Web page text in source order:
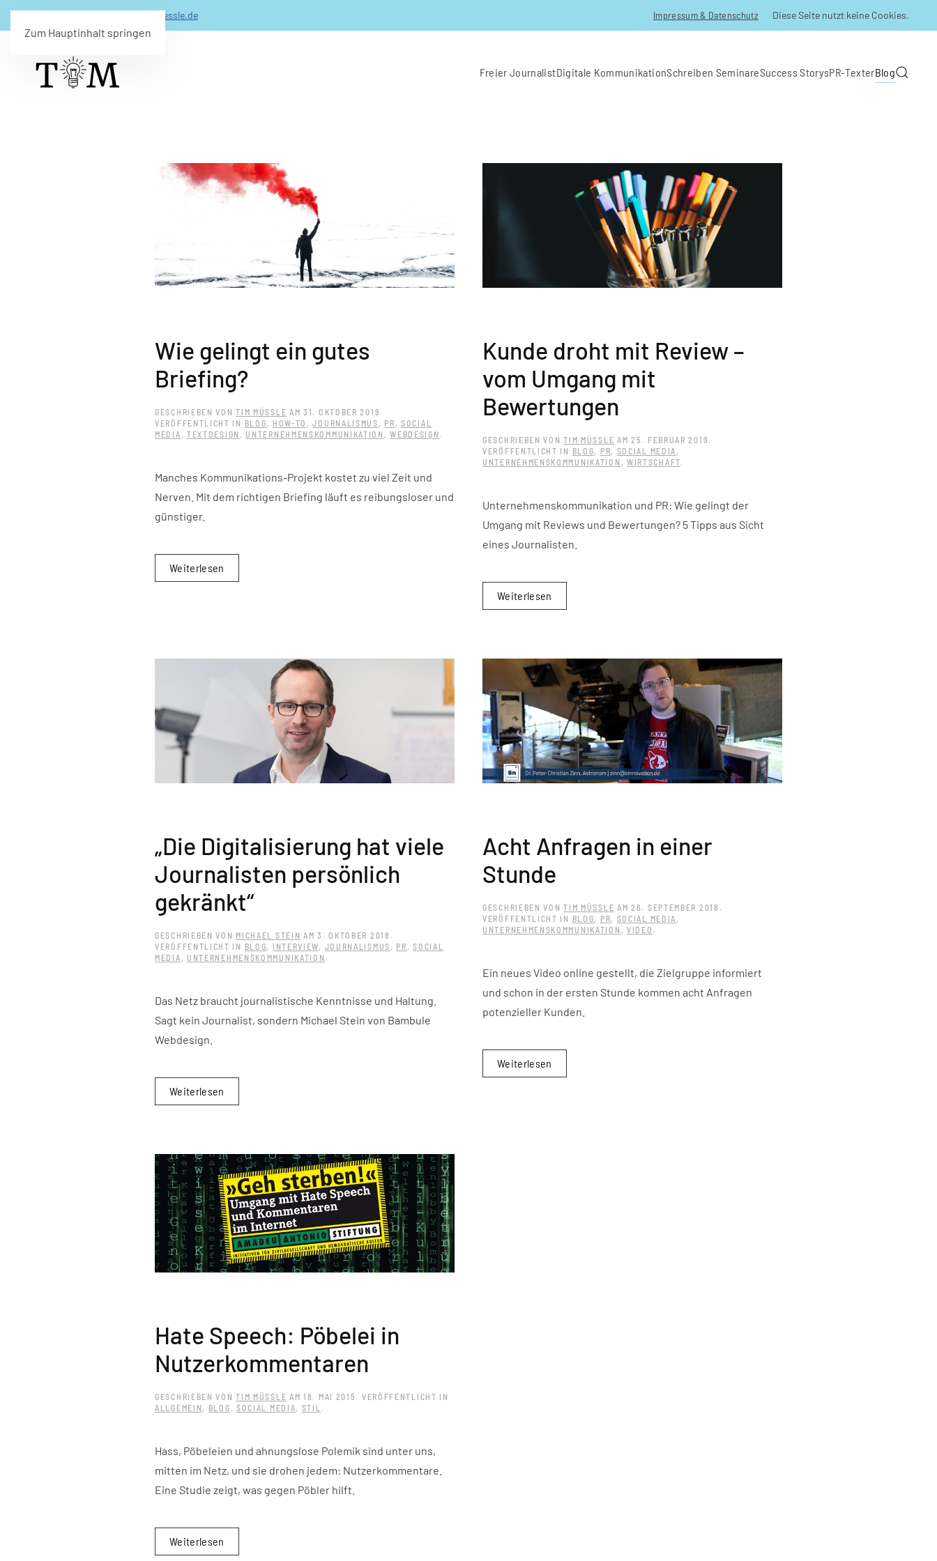
Zum Hauptinhalt springen
info(@)timmuessle.de Impressum & Datenschutz Diese Seite nutzt keine Cookies.
Freier JournalistDigitale KommunikationSchreiben SeminareSuccess StorysPR-TexterBlog
Wie gelingt ein gutes
Briefing?
GESCHRIEBEN VONTIM MÜSSLE AM31. OKTOBER 2019 .
VERÖFFENTLICHT IN BLOG, HOW-TO ,JOURNALISMUS , PR ,SOCIAL
MEDIA , TEXTDESIGN , UNTERNEHMENSKOMMUNIKATION ,WEBDESIGN .
Manches Kommunikations-Projekt kostet zu viel Zeit und
Nerven. Mit dem richtigen Briefing läuft es reibungsloser und
günstiger.
Weiterlesen
Kunde droht mit Review –
vom Umgang mit
Bewertungen
GESCHRIEBEN VONTIM MÜSSLE AM25. FEBRUAR 2019 .
VERÖFFENTLICHT IN BLOG, PR, SOCIAL MEDIA ,
UNTERNEHMENSKOMMUNIKATION , WIRTSCHAFT.
Unternehmenskommunikation und PR: Wie gelingt der
Umgang mit Reviews und Bewertungen? 5 Tipps aus Sicht
eines Journalisten.
Weiterlesen
„Die Digitalisierung hat viele
Journalisten persönlich
gekränkt“
GESCHRIEBEN VON MICHAEL STEIN AM3. OKTOBER 2018 .
VERÖFFENTLICHT IN BLOG, INTERVIEW, JOURNALISMUS , PR ,SOCIAL
MEDIA , UNTERNEHMENSKOMMUNIKATION .
Das Netz braucht journalistische Kenntnisse und Haltung.
Sagt kein Journalist, sondern Michael Stein von Bambule
Webdesign.
Weiterlesen
Acht Anfragen in einer
Stunde
GESCHRIEBEN VONTIM MÜSSLE AM26. SEPTEMBER 2018 .
VERÖFFENTLICHT IN BLOG, PR, SOCIAL MEDIA ,
UNTERNEHMENSKOMMUNIKATION , VIDEO .
Ein neues Video online gestellt, die Zielgruppe informiert
und schon in der ersten Stunde kommen acht Anfragen
potenzieller Kunden.
Weiterlesen
Hate Speech: Pöbelei in
Nutzerkommentaren
GESCHRIEBEN VONTIM MÜSSLE AM18. MAI 2015 . VERÖFFENTLICHT IN
ALLGEMEIN , BLOG , SOCIAL MEDIA, STIL .
Hass, Pöbeleien und ahnungslose Polemik sind unter uns,
mitten im Netz, und sie drohen jedem: Nutzerkommentare.
Eine Studie zeigt, was gegen Pöbler hilft.
Weiterlesen